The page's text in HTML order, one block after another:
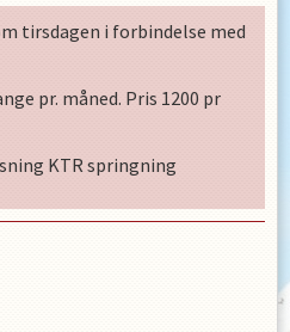
tirsdagen i forbindelse med
pr. måned. Pris 1200 pr
KTR springning